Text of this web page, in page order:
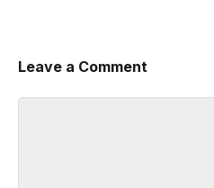
Leave a Comment